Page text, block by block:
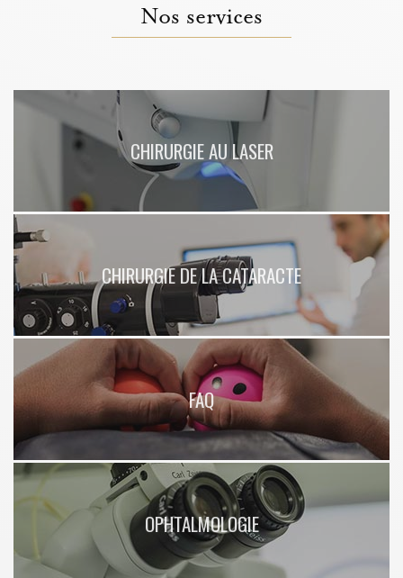
Nos services
CHIRURGIE AU LASER
CHIRURGIE DE LA CATARACTE
FAQ
OPHTALMOLOGIE